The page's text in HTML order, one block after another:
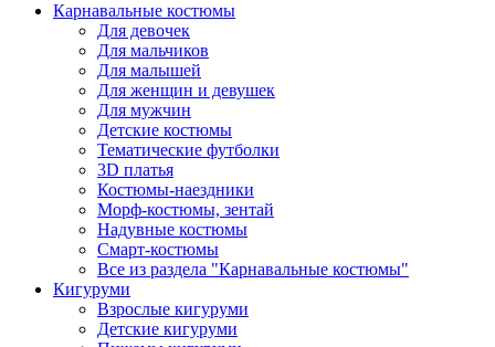
Карнавальные костюмы
Для девочек
Для мальчиков
Для малышей
Для женщин и девушек
Для мужчин
Детские костюмы
Тематические футболки
3D платья
Костюмы-наездники
Морф-костюмы, зентай
Надувные костюмы
Смарт-костюмы
Все из раздела "Карнавальные костюмы"
Кигуруми
Взрослые кигуруми
Детские кигуруми